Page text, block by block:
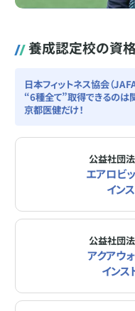
養成認定校の資
日本フィットネス協会（
“6種全て”取得できるのは
京都医健だけ！
公益社団
エアロビ
イン
公益社団
アクアウ
インス